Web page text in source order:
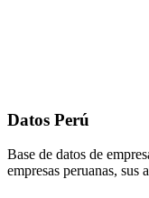
Datos Perú
Base de datos de
empresas peruanas, sus